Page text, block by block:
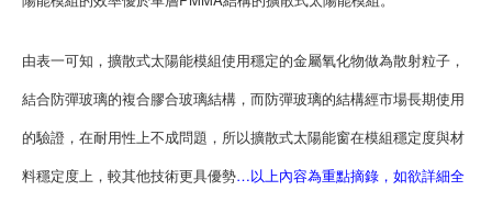
由表一可知，擴散式太陽能模組使用穩定的金屬氧化物做為散射粒子，
結合防彈玻璃的複合膠合玻璃結構，而防彈玻璃的結構經市場長期使用
的驗證，在耐用性上不成問題，所以擴散式太陽能窗在模組穩定度與材
料穩定度上，較其他技術更具優勢…以上內容為重點摘錄，如欲詳細全